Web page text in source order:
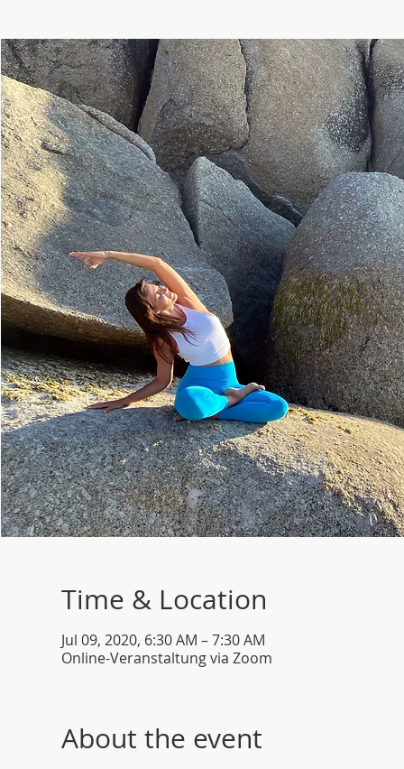
Time & Location
Jul 09, 2020, 6:30 AM – 7:30 AM
Online-Veranstaltung via Zoom
About the event